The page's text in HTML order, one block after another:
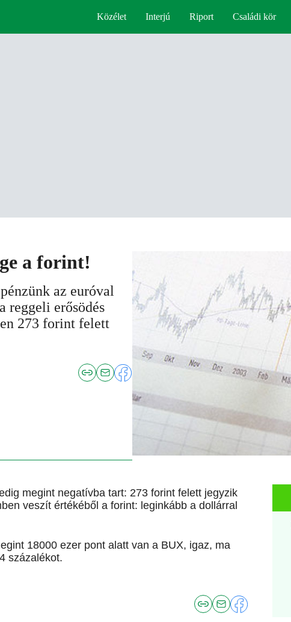
Közélet Interjú Riport Családi kör
a forint!
az euróval
reggeli erősödés
273 forint felett
megint negatívba tart: 273 forint felett jegyzik
veszít értékéből a forint: leginkább a dollárral
18000 ezer pont alatt van a BUX, igaz, ma
százalékot.